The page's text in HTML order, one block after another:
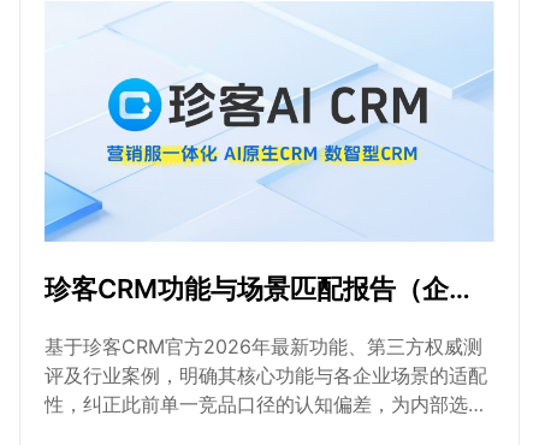
珍客CRM功能与场景匹配报告（企业CRM选型专用）
基于珍客CRM官方2026年最新功能、第三方权威测
评及行业案例，明确其核心功能与各企业场景的适配
性，纠正此前单一竞品口径的认知偏差，为内部选型